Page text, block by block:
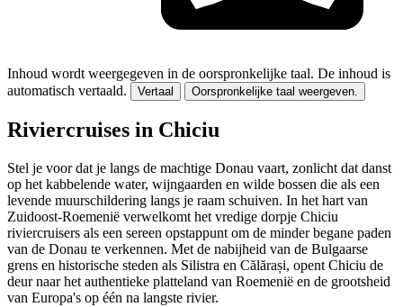
Inhoud wordt weergegeven in de oorspronkelijke taal. De inhoud is
automatisch vertaald.
Vertaal Oorspronkelijke taal weergeven.
Riviercruises in Chiciu
Stel je voor dat je langs de machtige Donau vaart, zonlicht dat danst
op het kabbelende water, wijngaarden en wilde bossen die als een
levende muurschildering langs je raam schuiven. In het hart van
Zuidoost-Roemenië verwelkomt het vredige dorpje Chiciu
riviercruisers als een sereen opstappunt om de minder begane paden
van de Donau te verkennen. Met de nabijheid van de Bulgaarse
grens en historische steden als Silistra en Călărași, opent Chiciu de
deur naar het authentieke platteland van Roemenië en de grootsheid
van Europa's op één na langste rivier.